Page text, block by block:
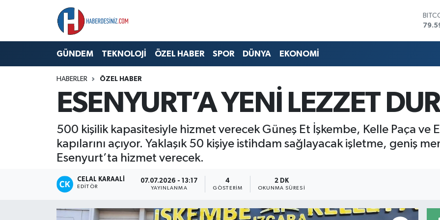
GÜNDEM TEKNOLOJİ ÖZEL HABER SPOR DÜNYA EKONOMİ
HABERLER ÖZEL HABER
ESENYURT’A YENİ LEZZET
500 kişilik kapasitesiyle hizmet verecek Güneş Et İşkembe, Kelle Paça ve
kapılarını açıyor. Yaklaşık 50 kişiye istihdam sağlayacak işletme, geniş
Esenyurt’ta hizmet verecek.
CELAL KARAALI
EDITÖR
07.07.2026 - 13:17
YAYINLANMA
4
GÖSTERIM
2 DK
OKUNMA SÜRESI
GÜNDEM
ÖZEL HABER
SİYASET
Nöbetçi Eczaneler
Trafik Durumu
Süper Lig Puan Durumu ve Fikstür
Tüm Manşetler
Son Dakika Haberleri
Haber Arşivi